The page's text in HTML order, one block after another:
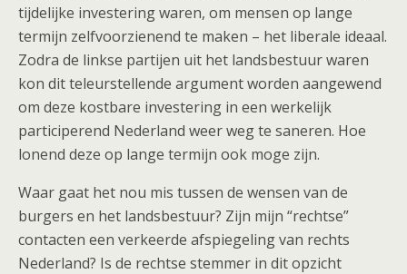
tijdelijke investering waren, om mensen op lange
termijn zelfvoorzienend te maken – het liberale ideaal.
Zodra de linkse partijen uit het landsbestuur waren
kon dit teleurstellende argument worden aangewend
om deze kostbare investering in een werkelijk
participerend Nederland weer weg te saneren. Hoe
lonend deze op lange termijn ook moge zijn.
Waar gaat het nou mis tussen de wensen van de
burgers en het landsbestuur? Zijn mijn “rechtse”
contacten een verkeerde afspiegeling van rechts
Nederland? Is de rechtse stemmer in dit opzicht